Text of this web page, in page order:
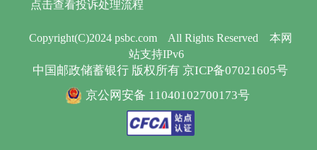
Copyright(C)2024 psbc.com All Rights Reserved
本网
站支持IPv6
中国邮政储蓄银行 版权所有 京ICP备07021605号
京公网安备 11040102700173号
点击查看投诉处理流程